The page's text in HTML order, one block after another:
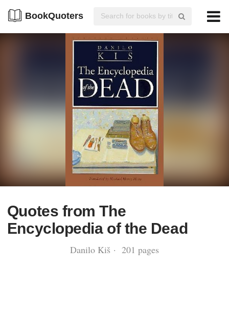
BookQuoters
Quotes from The
Encyclopedia of the Dead
Danilo Kiš · 201 pages